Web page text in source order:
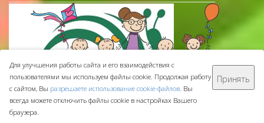
МБДОУ ДС "Колокольчик" © 2016-2026
Сделано с ❤ вООО "Проводник"
Для улучшения работы сайта и его взаимодействия с
пользователями мы используем файлы cookie. Продолжая работу
с сайтом, Вы разрешаете использование cookie-файлов. Вы
всегда можете отключить файлы cookie в настройках Вашего
браузера.
Принять